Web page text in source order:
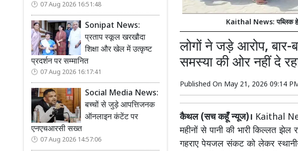
07 Aug 2026 16:51:48
Sonipat News:
प्रताप स्कूल खरखौदा
शिक्षा और खेल में उत्कृष्ट
प्रदर्शन पर सम्मानित
07 Aug 2026 16:17:41
Social Media News:
बच्चों से जुड़े आपत्तिजनक
ऑनलाइन कंटेंट पर
एनएचआरसी सख्त
07 Aug 2026 14:57:06
Kaithal News: पब्लिक
लोगों ने जड़े आरोप, बार-
समस्या की ओर नहीं दे
Published On May 21, 2026 09:14
कैथल (सच कहूँ न्यूज)। Kaithal
महीनों से पानी की भारी किल्लत
गहराए पेयजल संकट को लेकर